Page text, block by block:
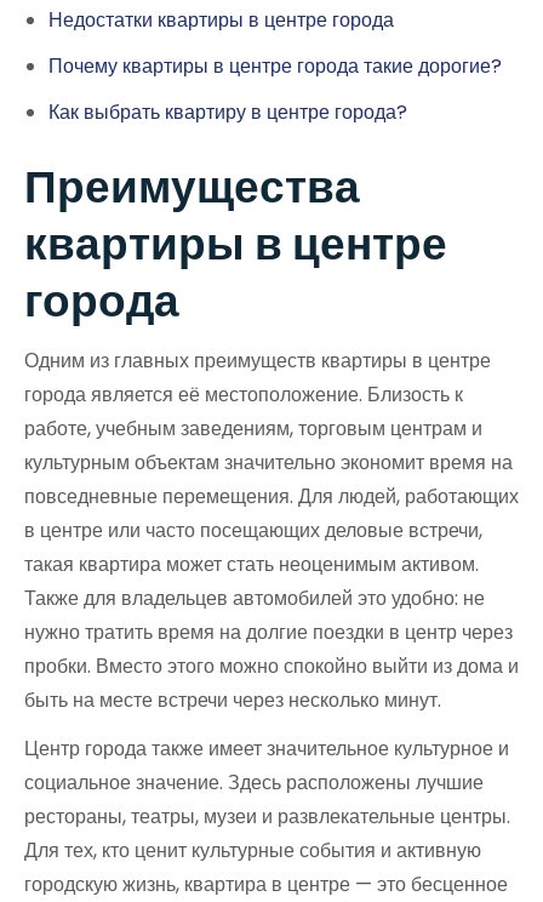
Недостатки квартиры в центре города
Почему квартиры в центре города такие дорогие?
Как выбрать квартиру в центре города?
Преимущества
квартиры в центре
города
Одним из главных преимуществ квартиры в центре
города является её местоположение. Близость к
работе, учебным заведениям, торговым центрам и
культурным объектам значительно экономит время на
повседневные перемещения. Для людей, работающих
в центре или часто посещающих деловые встречи,
такая квартира может стать неоценимым активом.
Также для владельцев автомобилей это удобно: не
нужно тратить время на долгие поездки в центр через
пробки. Вместо этого можно спокойно выйти из дома и
быть на месте встречи через несколько минут.
Центр города также имеет значительное культурное и
социальное значение. Здесь расположены лучшие
рестораны, театры, музеи и развлекательные центры.
Для тех, кто ценит культурные события и активную
городскую жизнь, квартира в центре — это бесценное